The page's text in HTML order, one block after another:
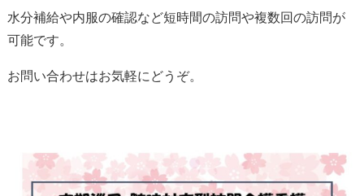
水分補給や内服の確認など短時間の訪問や複数回の訪問が
可能です。
お問い合わせはお気軽にどうぞ。